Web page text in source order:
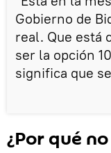
Gobierno de
real. Que está
ser la opción
significa que
¿Por qué